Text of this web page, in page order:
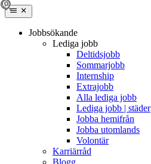
Jobbsökande
Lediga jobb
Deltidsjobb
Sommarjobb
Internship
Extrajobb
Alla lediga jobb
Lediga jobb | städer
Jobba hemifrån
Jobba utomlands
Volontär
Karriärråd
Blogg